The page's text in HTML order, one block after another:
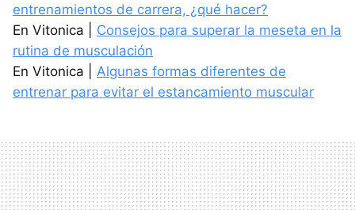
entrenamientos de carrera, ¿qué hacer?
En Vitonica | Consejos para superar la meseta en la
rutina de musculación
En Vitonica | Algunas formas diferentes de
entrenar para evitar el estancamiento muscular